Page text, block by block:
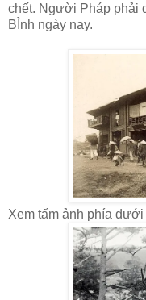
chết. Người Pháp phải
BÌnh ngày nay.
Xem tấm ảnh phía